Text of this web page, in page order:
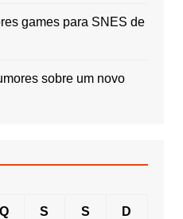
games para SNES de
sobre um novo
Q S S D